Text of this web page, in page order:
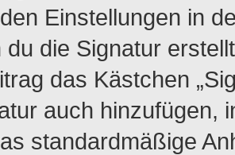
Einstellungen in
du die Signatur
das Kästchen
auch hinzufügen,
standardmäßige